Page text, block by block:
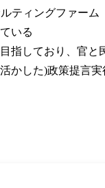
ティングファーム
いる
指しており、官
かした)政策提言